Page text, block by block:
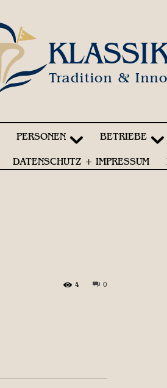
Tradition &
PERSONEN BETRIEBE
DATENSCHUTZ + IMPRESSUM
0
4